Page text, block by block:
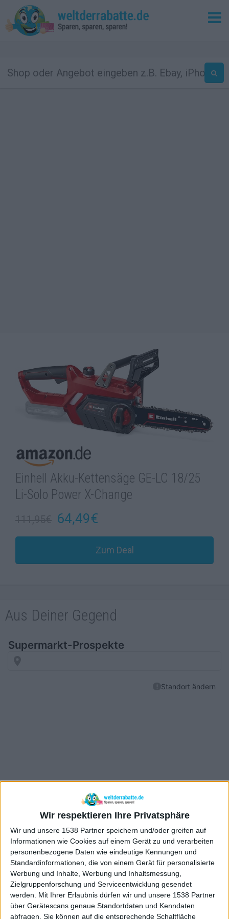
Wir respektieren Ihre Privatsphäre
Wir und unsere 1538 Partner speichern und/oder greifen auf
Informationen wie Cookies auf einem Gerät zu und verarbeiten
personenbezogene Daten wie eindeutige Kennungen und
Standardinformationen, die von einem Gerät für personalisierte
Werbung und Inhalte, Werbung und Inhaltsmessung,
Zielgruppenforschung und Serviceentwicklung gesendet
werden.
Mit Ihrer Erlaubnis dürfen wir und unsere 1538 Partner
über Gerätescans genaue Standortdaten und Kenndaten
abfragen. Sie können auf die entsprechende Schaltfläche
Einhell Akku-Kettensäge GE-LC 18/25
Li-Solo Power X-Change
64,49€
Zum Deal
Aus Deiner Gegend